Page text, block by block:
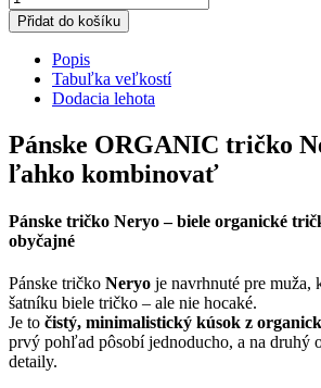
Přidat do košíku
Popis
Tabuľka veľkostí
Dodacia lehota
Pánske ORGANIC tričko
ľahko kombinovať
Pánske tričko Neryo – biele organické
obyčajné
Pánske tričko Neryo je navrhnuté pre muža,
šatníku biele tričko – ale nie hocaké.
Je to čistý, minimalistický kúsok z
prvý pohľad pôsobí jednoducho, a na druhý
detaily.